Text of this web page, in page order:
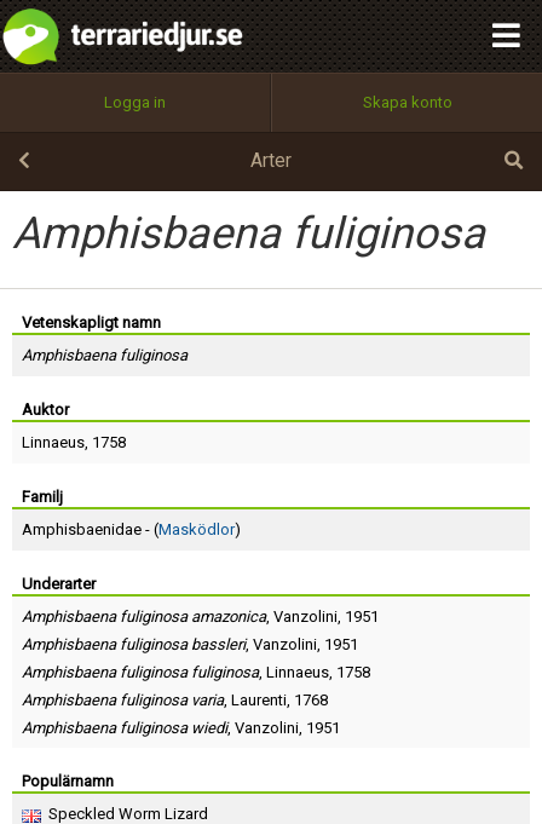
Logga in Skapa konto
Arter
Amphisbaena fuliginosa
Vetenskapligt namn
Amphisbaena fuliginosa
Auktor
Linnaeus, 1758
Familj
Amphisbaenidae - (Masködlor)
Underarter
Amphisbaena fuliginosa amazonica, Vanzolini, 1951
Amphisbaena fuliginosa bassleri, Vanzolini, 1951
Amphisbaena fuliginosa fuliginosa, Linnaeus, 1758
Amphisbaena fuliginosa varia, Laurenti, 1768
Amphisbaena fuliginosa wiedi, Vanzolini, 1951
Populärnamn
Speckled Worm Lizard
Utför
100%
OK
integritetspolicy
Namn:
Epost:
Användarnamn:
Lösenord:
Terms of Service
Skapa konto
Begär nytt lösenord
Tillbaka till förstasidan